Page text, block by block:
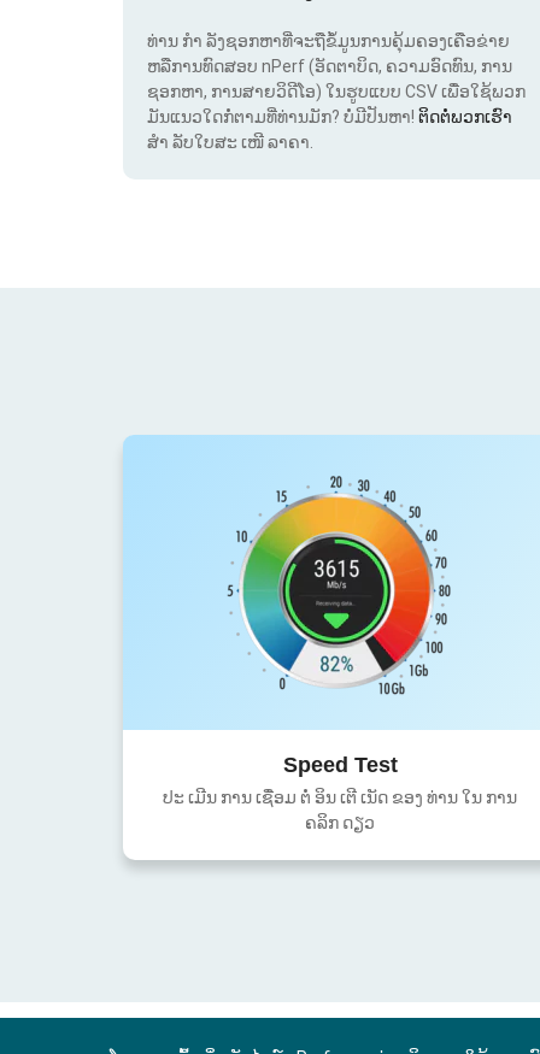
ທ່ານ ກຳ ລັງຊອກຫາທີ່ຈະຖືຂໍ້ມູນການຄຸ້ມຄອງເຄືອຂ່າຍ
ຫລືການທົດສອບ nPerf (ອັດຕາບິດ, ຄວາມອົດທົນ, ການ
ຊອກຫາ, ການສາຍວິດີໂອ) ໃນຮູບແບບ CSV ເພື່ອໃຊ້ພວກ
ມັນແນວໃດກໍ່ຕາມທີ່ທ່ານມັກ? ບໍ່ມີປັນຫາ! ຕິດຕໍ່ພວກເຮົາ
ສຳ ລັບໃບສະ ເໜີ ລາຄາ.
Speed Test
ປະ ເມີນ ການ ເຊື່ອມ ຕໍ່ ອິນ ເຕີ ເນັດ ຂອງ ທ່ານ ໃນ ການ
ຄລິກ ດຽວ